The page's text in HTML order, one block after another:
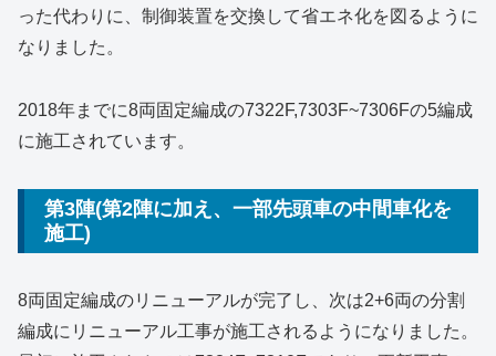
った代わりに、制御装置を交換して省エネ化を図るように
なりました。
2018年までに8両固定編成の7322F,7303F~7306Fの5編成
に施工されています。
第3陣(第2陣に加え、一部先頭車の中間車化を
施工)
8両固定編成のリニューアルが完了し、次は2+6両の分割
編成にリニューアル工事が施工されるようになりました。